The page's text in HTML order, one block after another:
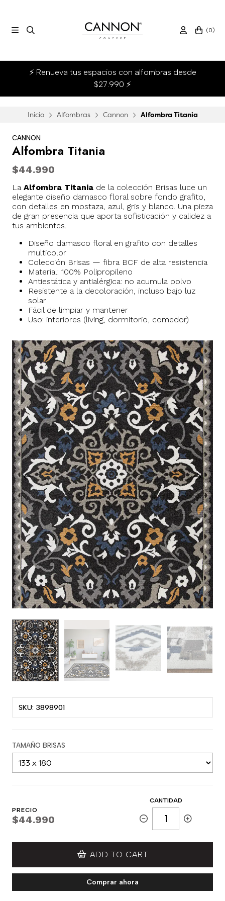
(0)
⚡ Renueva tus espacios con alfombras desde
$27.990 ⚡
Inicio Alfombras Cannon Alfombra Titania
CANNON
Alfombra Titania
$44.990
La Alfombra Titania de la colección Brisas luce un
elegante diseño damasco floral sobre fondo grafito,
con detalles en mostaza, azul, gris y blanco. Una pieza
de gran presencia que aporta sofisticación y calidez a
tus ambientes.
Diseño damasco floral en grafito con detalles
multicolor
Colección Brisas — fibra BCF de alta resistencia
Material: 100% Polipropileno
Antiestática y antialérgica: no acumula polvo
Resistente a la decoloración, incluso bajo luz
solar
Fácil de limpiar y mantener
Uso: interiores (living, dormitorio, comedor)
SKU: 3898901
TAMAÑO BRISAS
PRECIO
$44.990
CANTIDAD
ADD TO CART
Comprar ahora